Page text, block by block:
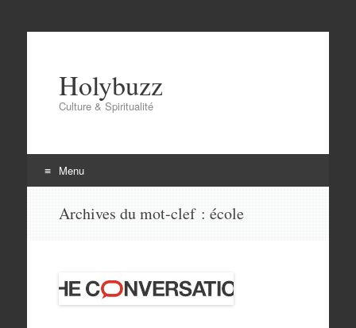
Holybuzz
Culture & Spiritualité
Menu
Archives du mot-clef : école